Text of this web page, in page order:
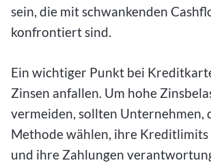
sein, die mit schwankenden
konfrontiert sind.
Ein wichtiger Punkt bei
Zinsen anfallen. Um hohe
vermeiden, sollten Unternehmen,
Methode wählen, ihre
und ihre Zahlungen